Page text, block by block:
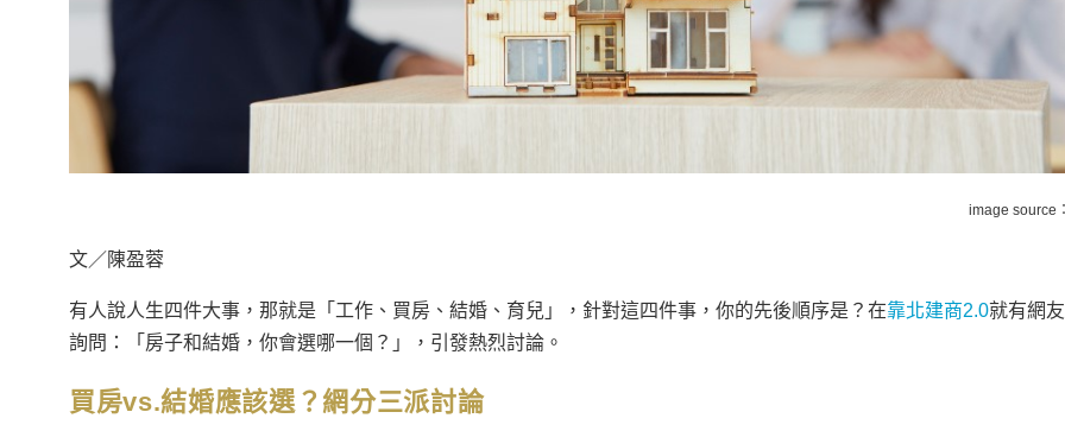
image source
文／陳盈蓉
有人說人生四件大事，那就是「工作、買房、結婚、育兒」，針對這四件事，你的先後順序是？在靠北建商2.0就有網
詢問：「房子和結婚，你會選哪一個？」，引發熱烈討論。
買房vs.結婚應該選？網分三派討論